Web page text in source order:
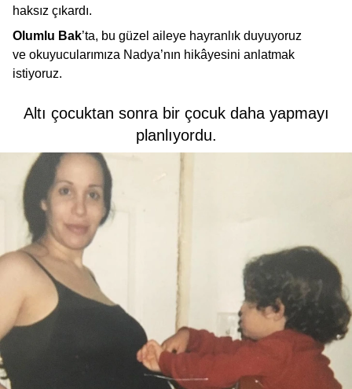
haksız çıkardı.
Olumlu Bak’ta, bu güzel aileye hayranlık duyuyoruz
ve okuyucularımıza Nadya’nın hikâyesini anlatmak
istiyoruz.
Altı çocuktan sonra bir çocuk daha yapmayı
planlıyordu.